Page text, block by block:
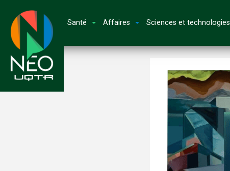
Santé Affaires Sciences et technologies